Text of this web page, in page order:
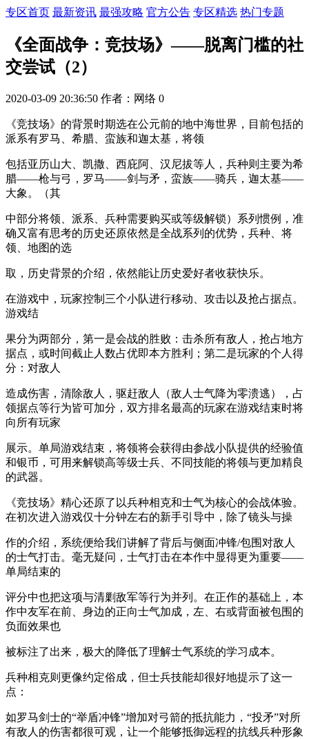
专区首页 最新资讯 最强攻略 官方公告 专区精选 热门专题
《全面战争：竞技场》——脱离门槛的社
交尝试（2）
2020-03-09 20:36:50 作者：网络 0
《竞技场》的背景时期选在公元前的地中海世界，目前包括的
派系有罗马、希腊、蛮族和迦太基，将领
包括亚历山大、凯撒、西庇阿、汉尼拔等人，兵种则主要为希
腊——枪与弓，罗马——剑与矛，蛮族——骑兵，迦太基——
大象。（其
中部分将领、派系、兵种需要购买或等级解锁）系列惯例，准
确又富有思考的历史还原依然是全战系列的优势，兵种、将
领、地图的选
取，历史背景的介绍，依然能让历史爱好者收获快乐。
在游戏中，玩家控制三个小队进行移动、攻击以及抢占据点。
游戏结
果分为两部分，第一是会战的胜败：击杀所有敌人，抢占地方
据点，或时间截止人数占优即本方胜利；第二是玩家的个人得
分：对敌人
造成伤害，清除敌人，驱赶敌人（敌人士气降为零溃逃），占
领据点等行为皆可加分，双方排名最高的玩家在游戏结束时将
向所有玩家
展示。单局游戏结束，将领将会获得由参战小队提供的经验值
和银币，可用来解锁高等级士兵、不同技能的将领与更加精良
的武器。
《竞技场》精心还原了以兵种相克和士气为核心的会战体验。
在初次进入游戏仅十分钟左右的新手引导中，除了镜头与操
作的介绍，系统便给我们讲解了背后与侧面冲锋/包围对敌人
的士气打击。毫无疑问，士气打击在本作中显得更为重要——
单局结束的
评分中也把这项与清剿敌军等行为并列。在正作的基础上，本
作中友军在前、身边的正向士气加成，左、右或背面被包围的
负面效果也
被标注了出来，极大的降低了理解士气系统的学习成本。
兵种相克则更像约定俗成，但士兵技能却很好地提示了这一
点：
如罗马剑士的“举盾冲锋”增加对弓箭的抵抗能力，“投矛”对所
有敌人的伤害都很可观，让一个能够抵御远程的抗线兵种形象